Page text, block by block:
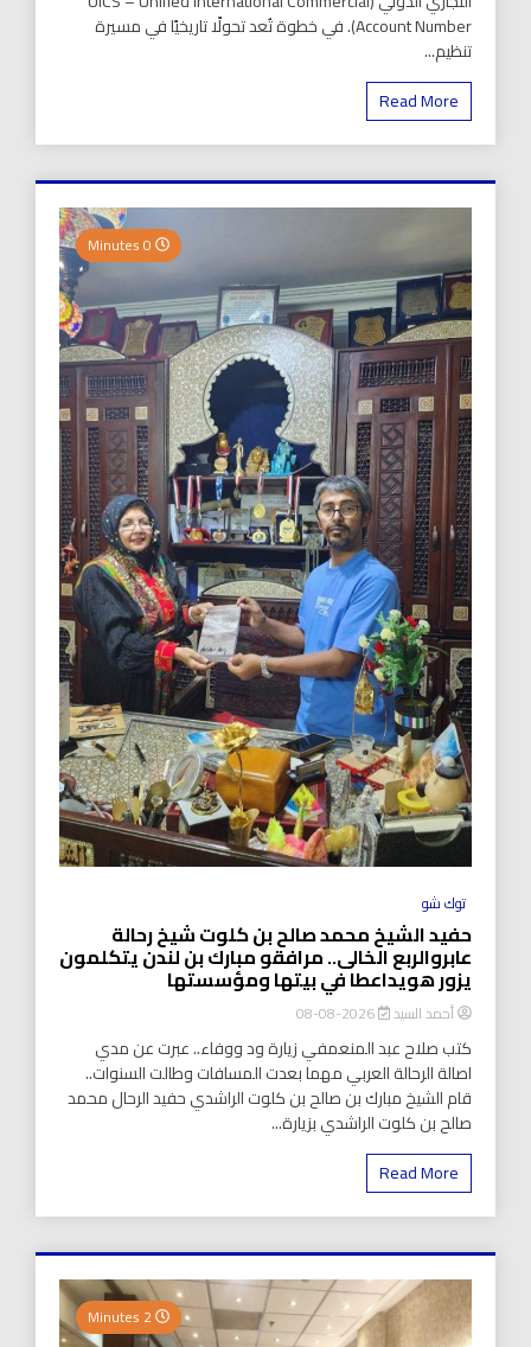
Account Number). في خطوة تُعد تحولًا تاريخيًا في مسيرة
تنظيم...
Read More
توك شو
حفيد الشيخ محمد صالح بن كلوت شيخ رحالة
عابروالربع الخالى.. مرافقو مبارك بن لندن يتكلمون
يزور هويداعطا في بيتها ومؤسستها
أحمد السيد 2026-08-08
كتب صلاح عبد المنعمفي زيارة ود ووفاء.. عبرت عن مدي
اصالة الرحالة العربي مهما بعدت المسافات وطالت السنوات..
قام الشيخ مبارك بن صالح بن كلوت الراشدي حفيد الرحال محمد
صالح بن كلوت الراشدي بزيارة...
Read More